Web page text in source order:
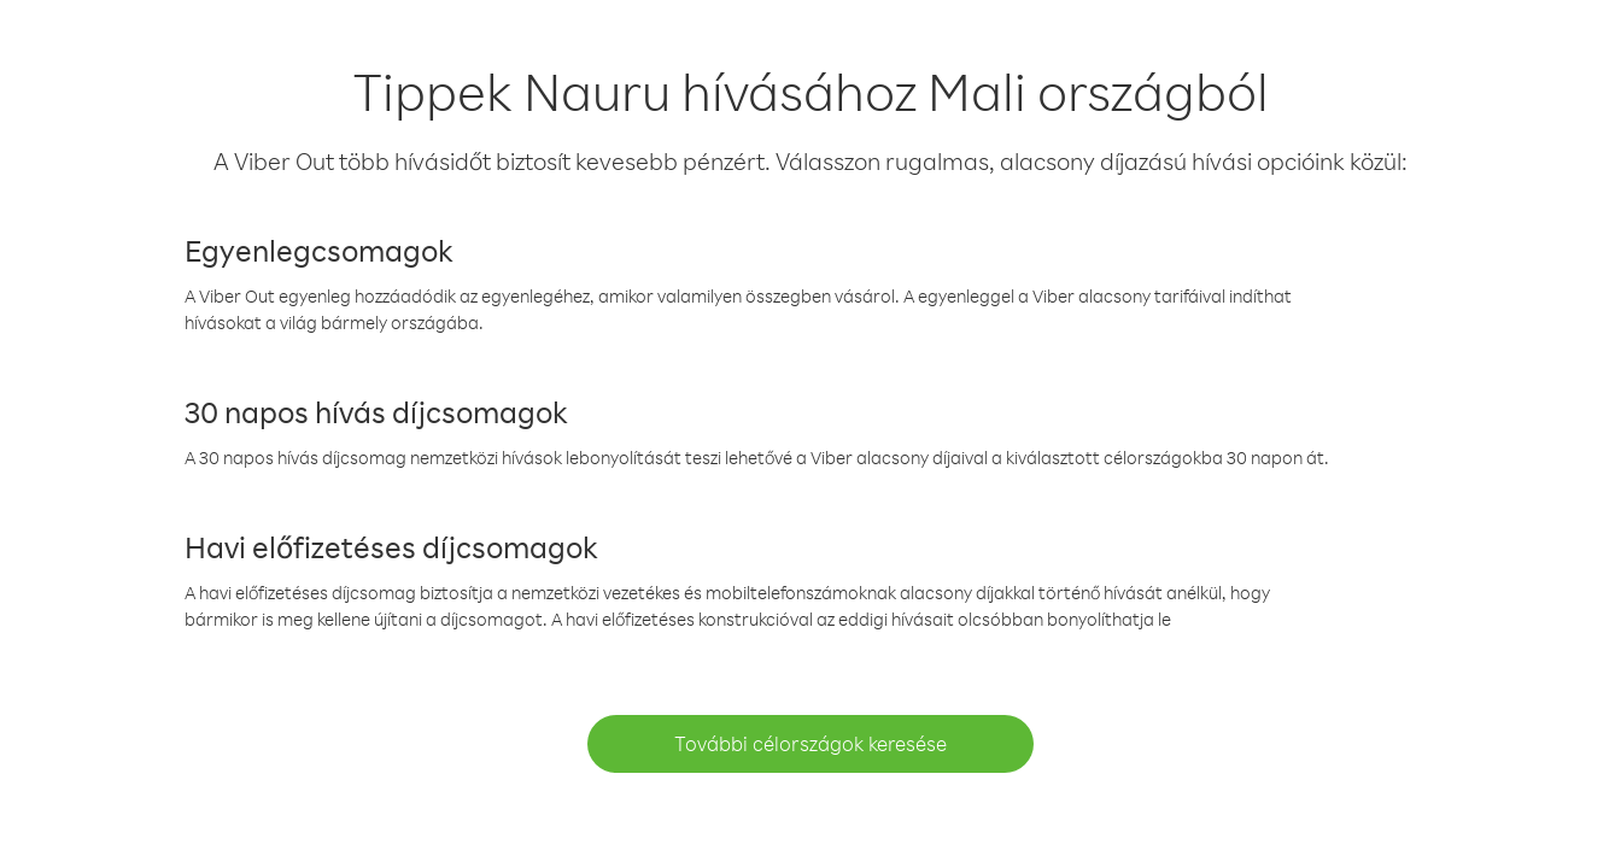
Tippek Nauru hívásához Mali országból
A Viber Out több hívásidőt biztosít kevesebb pénzért. Válasszon rugalmas, alacsony díjazású hívási opcióink közül:
Egyenlegcsomagok
A Viber Out egyenleg hozzáadódik az egyenlegéhez, amikor valamilyen összegben vásárol. A egyenleggel a Viber alacsony tarifáival indíthat
hívásokat a világ bármely országába.
30 napos hívás díjcsomagok
A 30 napos hívás díjcsomag nemzetközi hívások lebonyolítását teszi lehetővé a Viber alacsony díjaival a kiválasztott célországokba 30 napon át.
Havi előfizetéses díjcsomagok
A havi előfizetéses díjcsomag biztosítja a nemzetközi vezetékes és mobiltelefonszámoknak alacsony díjakkal történő hívását anélkül, hogy
bármikor is meg kellene újítani a díjcsomagot. A havi előfizetéses konstrukcióval az eddigi hívásait olcsóbban bonyolíthatja le
További célországok keresése